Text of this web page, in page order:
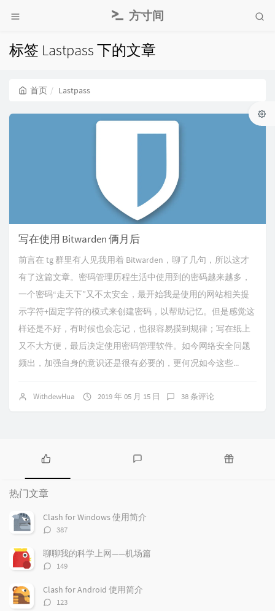
方寸间
标签 Lastpass 下的文章
首页 Lastpass
写在使用 Bitwarden 俩月后
前言在 tg 群里有人见我用着 Bitwarden，聊了几句，所以这才
有了这篇文章。密码管理历程生活中使用到的密码越来越多，
一个密码“走天下”又不太安全，最开始我是使用的网站相关提
示字符+固定字符的模式来创建密码，以帮助记忆。但是感觉这
样还是不好，有时候也会忘记，也很容易摸到规律；写在纸上
又不大方便，最后决定使用密码管理软件。如今网络安全问题
频出，加强自身的意识还是很有必要的，更何况如今这些...
WithdewHua 2019 年 05 月 15 日 38 条评论
热
门
文
章
论
热门文章
Clash for Windows 使用简介
评
数：
387
聊聊我的科学上网——机场篇
评
数：
149
Clash for Android 使用简介
评
123